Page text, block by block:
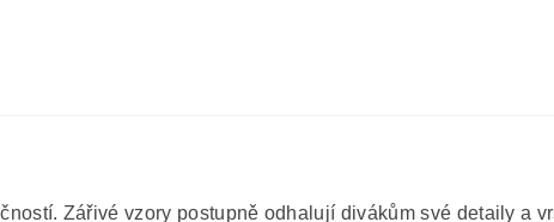
Zářivé vzory postupně odhalují divákům své detaily a